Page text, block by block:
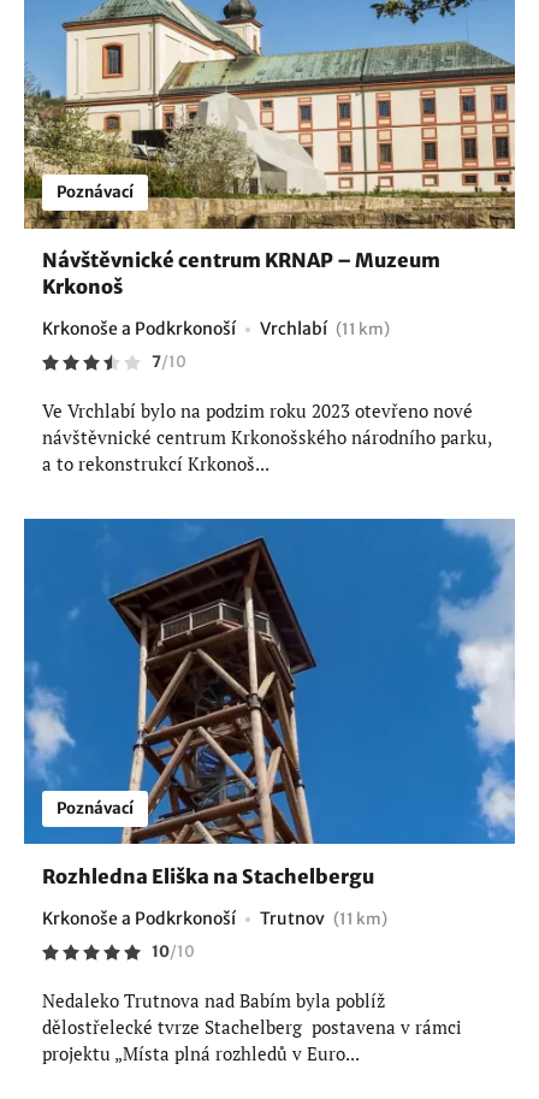
Poznávací
Návštěvnické centrum KRNAP – Muzeum
Krkonoš
Krkonoše a Podkrkonoší Vrchlabí (11 km)
7/10
Ve Vrchlabí bylo na podzim roku 2023 otevřeno nové
návštěvnické centrum Krkonošského národního parku,
a to rekonstrukcí Krkonoš...
Poznávací
Rozhledna Eliška na Stachelbergu
Krkonoše a Podkrkonoší Trutnov (11 km)
10/10
Nedaleko Trutnova nad Babím byla poblíž
dělostřelecké tvrze Stachelberg postavena v rámci
projektu „Místa plná rozhledů v Euro...